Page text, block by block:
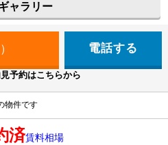
ャラリー
電話する
予約はこちらから
物件です
済賃料相場